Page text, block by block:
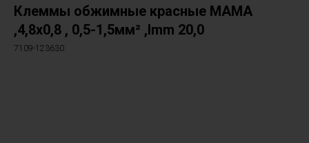
Клеммы обжимные красные МАМА
,4,8x0,8 , 0,5-1,5мм² ,lmm 20,0
7109-123630